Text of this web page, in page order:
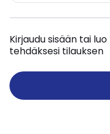
Kirjaudu sisään tai
tehdäksesi tilauksen